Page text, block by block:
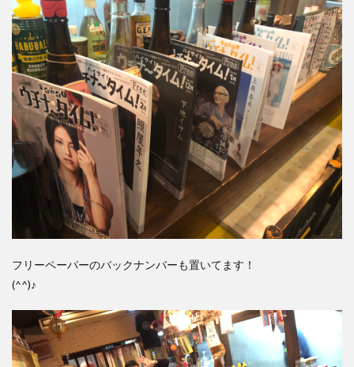
フリーペーパーのバックナンバーも置いてます！
(^^)♪